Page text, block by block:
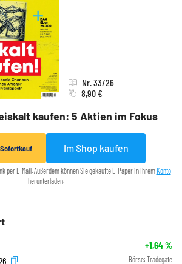
kaufen: 5 Aktien im Fokus
Nr. 33/26
8,90 €
Sofortkauf Im Shop kaufen
per E-Mail. Außerdem können Sie gekaufte E-Paper in Ihrem Konto
herunterladen.
+1,64%
Börse: Tradegate